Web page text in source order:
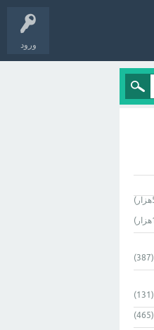
ورود
(387)
(131)
(465)